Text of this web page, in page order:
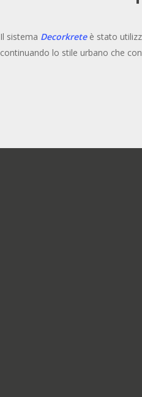
Il sistema Decorkreteè stato
continuando lo stile urbano che